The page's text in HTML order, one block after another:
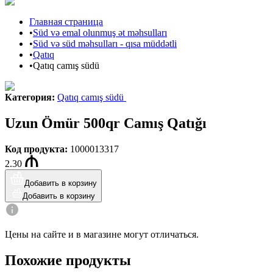
Главная страница
•Süd və emal olunmuş ət məhsulları
•Süd və süd məhsulları - qısa müddətli
•Qatıq
•Qatıq camış südü
Категория: Qatıq camış südü
Uzun Ömür 500qr Camış Qatığı
Код продукта: 1000013317
2.30
Добавить в корзину
Добавить в корзину
Цены на сайте и в магазине могут отличаться.
Похожие продукты